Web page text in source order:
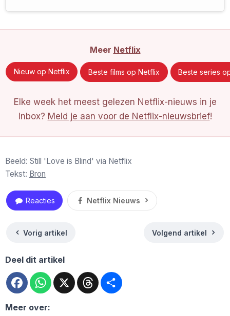
Meer Netflix
Nieuw op Netflix Beste films op Netflix Beste series
Elke week het meest gelezen Netflix-nieuws in je
inbox? Meld je aan voor de Netflix-nieuwsbrief!
Beeld: Still 'Love is Blind' via Netflix
Tekst: Bron
Reacties Netflix Nieuws
Vorig artikel Volgend artikel
Deel dit artikel
FacebookWhatsApp
X Threads
Meer over: